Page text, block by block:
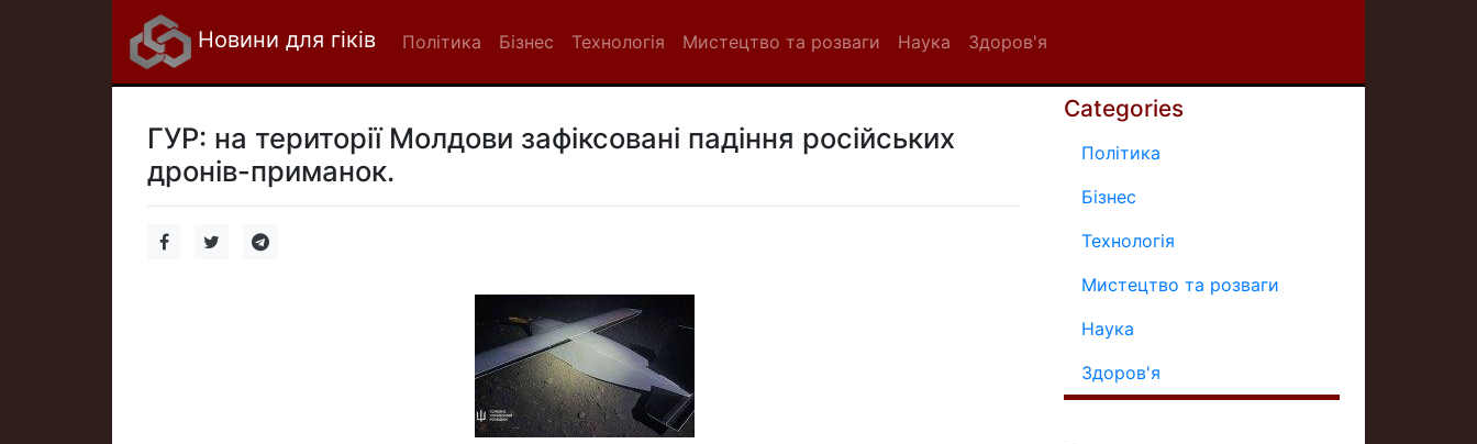
Новини для гіків Політика Бізнес Технологія Мистецтво та розваги Наука Здоров'я
ГУР: на території Молдови зафіксовані падіння російських
дронів-приманок.
Categories
Політика
Бізнес
Технологія
Мистецтво та розваги
Наука
Здоров'я